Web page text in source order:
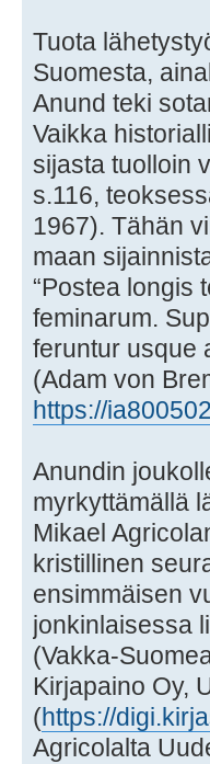
Tuota
Suomesta,
Anund teki
Vaikka
sijasta tuolloin
s.116,
1967). Tähän
maan
“Postea longis
feminarum.
feruntur usque
(Adam von
https://
Anundin
myrkyttämällä
Mikael
kristillinen
ensimmäisen
jonkinlaisessa
(Vakka-
Kirjapaino Oy,
(https://
Agricolalta